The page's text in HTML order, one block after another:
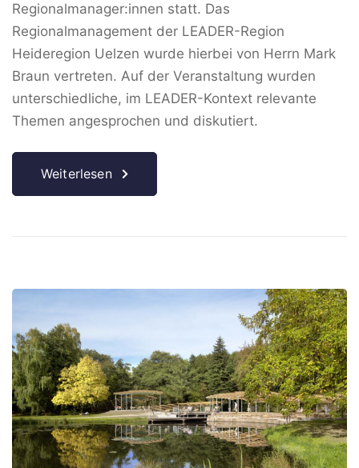
Regionalmanager:innen statt. Das
Regionalmanagement der LEADER-Region
Heideregion Uelzen wurde hierbei von Herrn Mark
Braun vertreten. Auf der Veranstaltung wurden
unterschiedliche, im LEADER-Kontext relevante
Themen angesprochen und diskutiert.
Weiterlesen